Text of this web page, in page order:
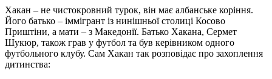
Хакан – не чистокровний турок, він має албанське коріння.
Його батько – іммігрант із нинішньої столиці Косово
Приштіни, а мати – з Македонії. Батько Хакана, Сермет
Шукюр, також грав у футбол та був керівником одного
футбольного клубу. Сам Хакан так розповідає про захоплення
дитинства: